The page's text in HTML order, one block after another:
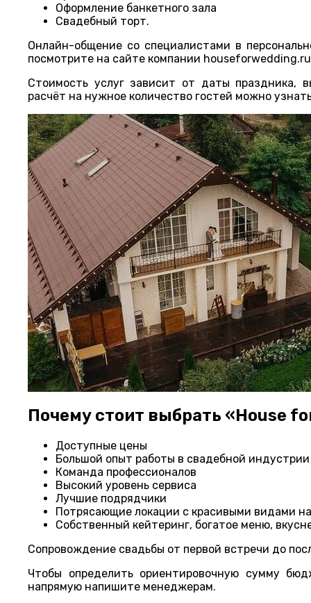
Оформление банкетного зала
Свадебный торт.
Онлайн-общение со специалистами в
посмотрите на сайте компании
Стоимость услуг зависит от даты праздника,
расчёт на нужное количество гостей можно
Почему стоит выбрать «House
Доступные цены
Большой опыт работы в свадебной индустрии
Команда профессионалов
Высокий уровень сервиса
Лучшие подрядчики
Потрясающие локации с красивыми видами
Собственный кейтеринг, богатое меню,
Сопровождение свадьбы от первой встречи до
Чтобы определить ориентировочную сумму
напрямую напишите менеджерам.